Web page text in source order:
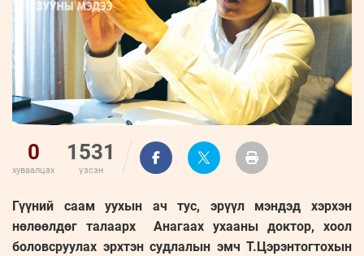
0
хуваалцах
1531
үзсэн
Гүүний саам уухын ач тус, эрүүл мэндэд хэрхэн
нөлөөлдөг талаарх Анагаах ухааны доктор, хоол
боловсруулах эрхтэн судлалын эмч Т.Цэрэнтогтохын